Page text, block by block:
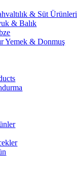
& Süt Ürünleri
& Balık
Yemek & Donmuş